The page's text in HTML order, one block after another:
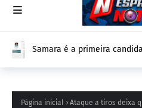
Samara é a primeira
Página inicial
Ataque a tiros deixa